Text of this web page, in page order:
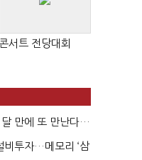
서트 전당대회
만에 또 만난다…
비투자…메모리 ‘삼